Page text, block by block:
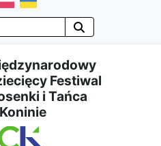
Festiwal
i Tańca